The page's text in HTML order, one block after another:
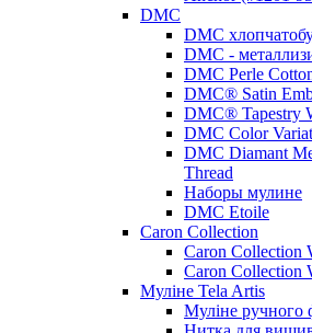
DMC
DMC
DMC -
DMC Perle
DMC® Satin
DMC® Tapestry
DMC Color
DMC Diamant
Thread
Наборы мулине
DMC Etoile
Caron Collection
Caron Collection
Caron Collection
Муліне Tela Artis
Муліне ручного